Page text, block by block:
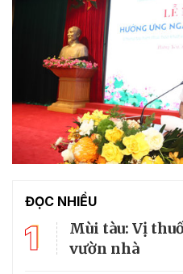
ĐỌC NHIỀU
1
Mùi tàu: Vị
vườn nhà